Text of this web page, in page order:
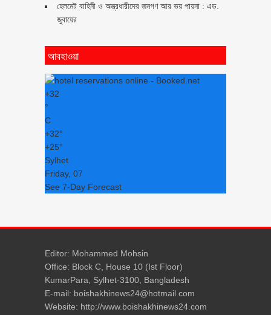
হেলমেট বাহিনী ও অস্ত্রধারীদের জনগণ আর ভয় পায়না : এড.
জুবায়ের
আবহাওয়া
+32
°
C
+32°
+25°
Sylhet
Friday, 07
See 7-Day Forecast
Editor: Mohammed Mohsin
Office: Block C, House 10 (Ist Floor)
KumarPara, Sylhet-3100, Bangladesh
E-mail: boishakhinews24@hotmail.com
Website: http://www.boishakhinews24.com